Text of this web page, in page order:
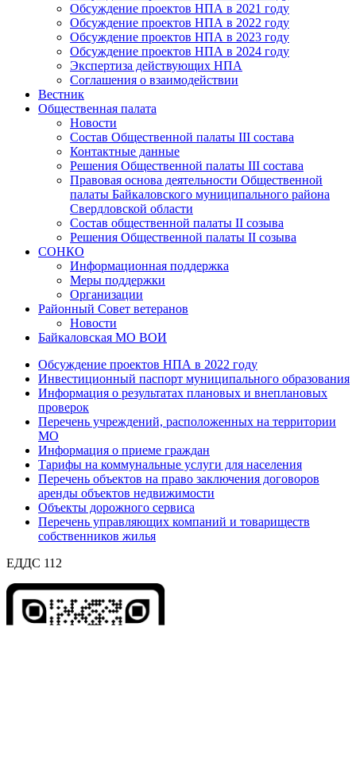
Обсуждение проектов НПА в 2021 году
Обсуждение проектов НПА в 2022 году
Обсуждение проектов НПА в 2023 году
Обсуждение проектов НПА в 2024 году
Экспертиза действующих НПА
Соглашения о взаимодействии
Вестник
Общественная палата
Новости
Состав Общественной палаты III состава
Контактные данные
Решения Общественной палаты III состава
Правовая основа деятельности Общественной
палаты Байкаловского муниципального района
Свердловской области
Состав общественной палаты II созыва
Решения Общественной палаты II созыва
СОНКО
Информационная поддержка
Меры поддержки
Организации
Районный Совет ветеранов
Новости
Байкаловская МО ВОИ
Обсуждение проектов НПА в 2022 году
Инвестиционный паспорт муниципального образования
Информация о результатах плановых и внеплановых
проверок
Перечень учреждений, расположенных на территории
МО
Информация о приеме граждан
Тарифы на коммунальные услуги для населения
Перечень объектов на право заключения договоров
аренды объектов недвижимости
Объекты дорожного сервиса
Перечень управляющих компаний и товариществ
собственников жилья
ЕДДС 112